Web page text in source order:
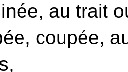
au trait
coupée,